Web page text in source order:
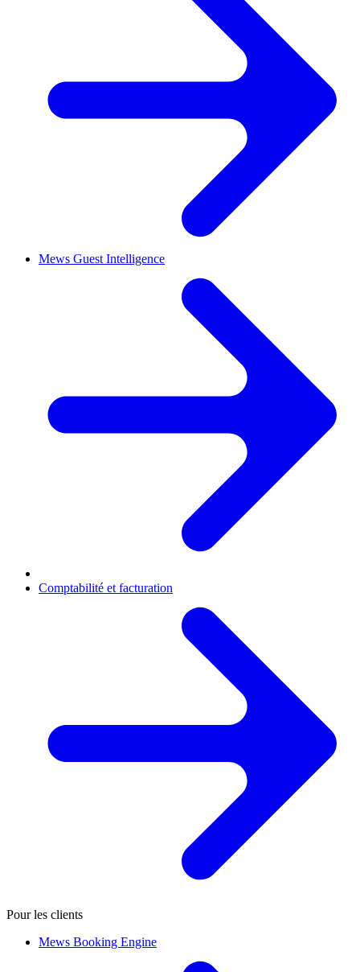
Mews Guest Intelligence
Comptabilité et facturation
Pour les clients
Mews Booking Engine